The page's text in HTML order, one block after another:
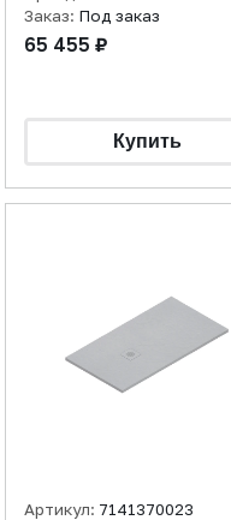
Заказ: Под заказ
65 455 ₽
Артикул: 7141370023